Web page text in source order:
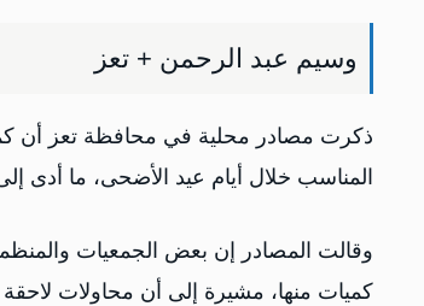
وسيم عبد الرحمن + تعز
ذكرت مصادر محلية في محافظة تعز أن
المناسب خلال أيام عيد الأضحى، ما أدى
وقالت المصادر إن بعض الجمعيات
كميات منها، مشيرة إلى أن محاولات